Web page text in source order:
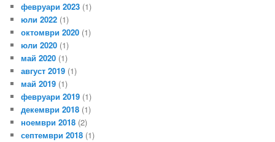
февруари 2023 (1)
юли 2022 (1)
октомври 2020 (1)
юли 2020 (1)
май 2020 (1)
август 2019 (1)
май 2019 (1)
февруари 2019 (1)
декември 2018 (1)
ноември 2018 (2)
септември 2018 (1)